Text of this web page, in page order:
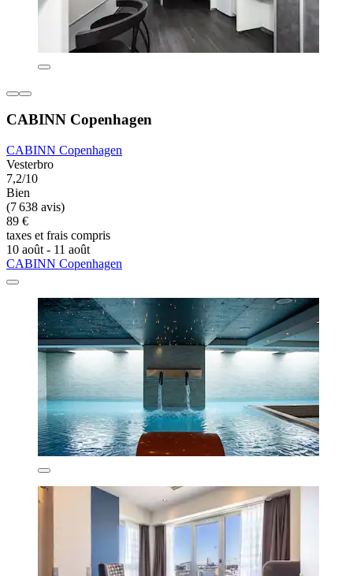
CABINN Copenhagen
CABINN Copenhagen
Vesterbro
7,2/10
Bien
(7 638 avis)
89 €
taxes et frais compris
10 août - 11 août
CABINN Copenhagen